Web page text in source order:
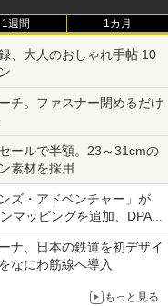
1週間 1カ月
、大人のおしゃれ手帖 10
チ。ファスナー閉めるだけ
ールで半額。23～31cmの
素材を採用
ズ・アドベンチャー」が
マッピングを追加、DPA
ナ、日本の鉄道を初デザイ
なにわ筋線へ導入
もっと見る